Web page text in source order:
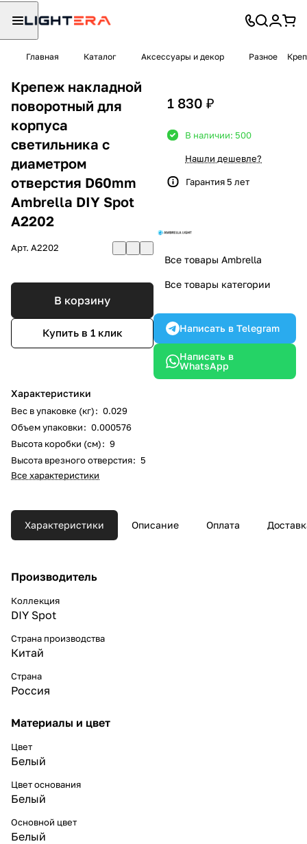
Главная Каталог Аксессуары и декор Разное
Крепеж накладной
поворотный для
корпуса
светильника с
диаметром
отверстия D60mm
Ambrella DIY Spot
A2202
Арт. A2202
В корзину
Купить в 1 клик
Характеристики
Вес в упаковке (кг): 0.029
Объем упаковки: 0.000576
Высота коробки (см): 9
Высота врезного отверстия: 5
Все характеристики
1 830 ₽
В наличии: 500
Нашли дешевле?
Гарантия 5 лет
Все товары Ambrella
Все товары категории
Написать в Telegram
Написать в
WhatsApp
Характеристики Описание Оплата
Производитель
Коллекция
DIY Spot
Страна производства
Китай
Страна
Россия
Материалы и цвет
Цвет
Белый
Цвет основания
Белый
Основной цвет
Белый